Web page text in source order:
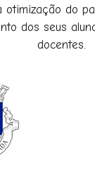
otimização do
dos seus
docentes.